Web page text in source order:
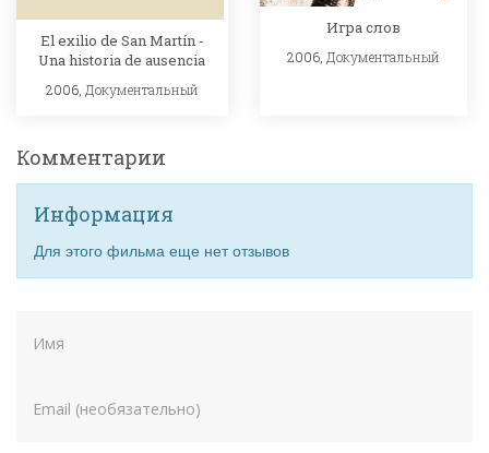
El exilio de San Martín -
Una historia de ausencia
2006, Документальный
Игра слов
2006, Документальный
Комментарии
Информация
Для этого фильма еще нет отзывов